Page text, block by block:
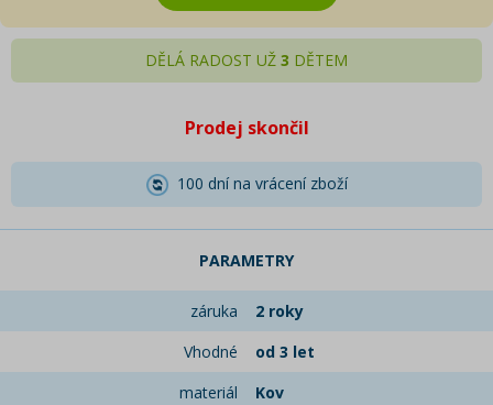
DĚLÁ RADOST UŽ 3 DĚTEM
Prodej skončil
100 dní na vrácení zboží
PARAMETRY
záruka
2 roky
Vhodné
od 3 let
materiál
Kov